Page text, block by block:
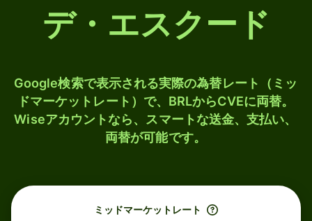
デ・エスクード
Google検索で表示される実際の為替レート（ミッ
ドマーケットレート）で、BRLからCVEに両替。
Wiseアカウントなら、スマートな送金、支払い、
両替が可能です。
ミッドマーケットレート